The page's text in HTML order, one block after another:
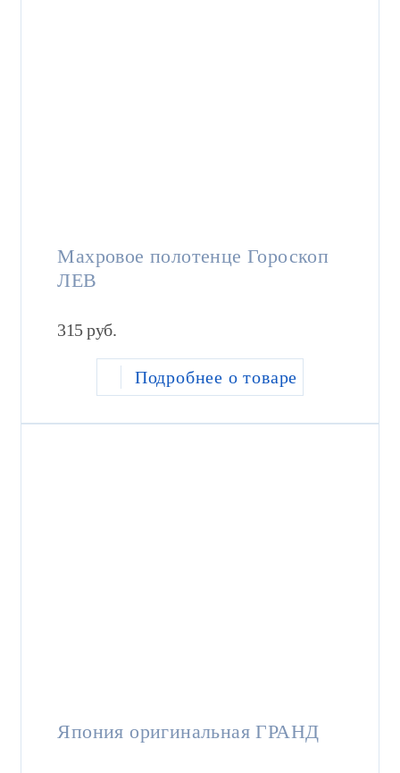
Махровое полотенце Гороскоп
ЛЕВ
315руб.
Подробнее о товаре
Япония оригинальная ГРАНД